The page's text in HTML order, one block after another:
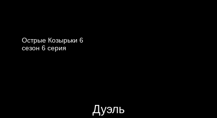
Острые Козырьки 6
cезон 6 cерия
Дуэль